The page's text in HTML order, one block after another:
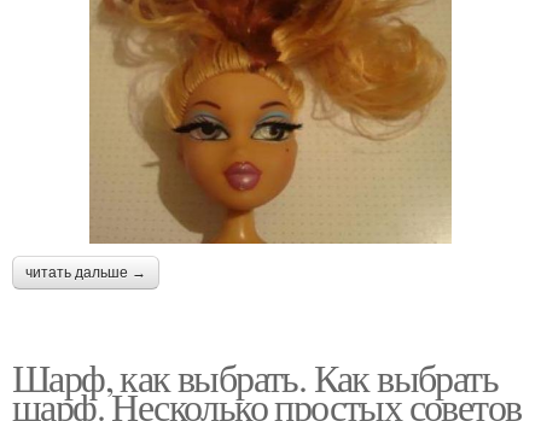
читать дальше →
Шарф, как выбрать. Как выбрать
шарф. Несколько простых советов